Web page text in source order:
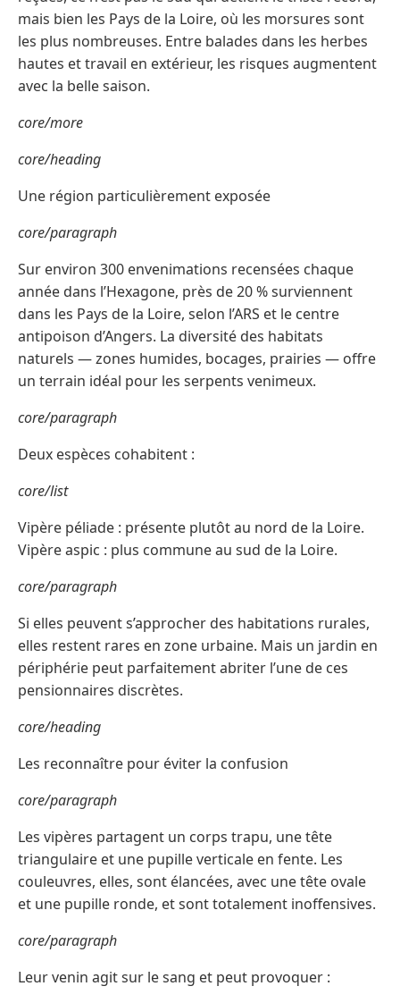
mais bien les Pays de la Loire, où les morsures sont
les plus nombreuses. Entre balades dans les herbes
hautes et travail en extérieur, les risques augmentent
avec la belle saison.
core/more
core/heading
Une région particulièrement exposée
core/paragraph
Sur environ 300 envenimations recensées chaque
année dans l’Hexagone, près de 20 % surviennent
dans les Pays de la Loire, selon l’ARS et le centre
antipoison d’Angers. La diversité des habitats
naturels — zones humides, bocages, prairies — offre
un terrain idéal pour les serpents venimeux.
core/paragraph
Deux espèces cohabitent :
core/list
Vipère péliade : présente plutôt au nord de la Loire.
Vipère aspic : plus commune au sud de la Loire.
core/paragraph
Si elles peuvent s’approcher des habitations rurales,
elles restent rares en zone urbaine. Mais un jardin en
périphérie peut parfaitement abriter l’une de ces
pensionnaires discrètes.
core/heading
Les reconnaître pour éviter la confusion
core/paragraph
Les vipères partagent un corps trapu, une tête
triangulaire et une pupille verticale en fente. Les
couleuvres, elles, sont élancées, avec une tête ovale
et une pupille ronde, et sont totalement inoffensives.
core/paragraph
Leur venin agit sur le sang et peut provoquer :